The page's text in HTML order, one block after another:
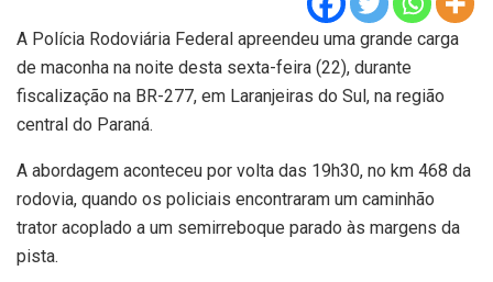
A Polícia Rodoviária Federal apreendeu uma grande carga
de maconha na noite desta sexta-feira (22), durante
fiscalização na BR-277, em Laranjeiras do Sul, na região
central do Paraná.
A abordagem aconteceu por volta das 19h30, no km 468 da
rodovia, quando os policiais encontraram um caminhão
trator acoplado a um semirreboque parado às margens da
pista.